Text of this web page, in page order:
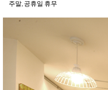
주말, 공휴일 휴무